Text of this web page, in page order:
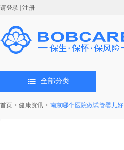
请登录 | 注册
全部分类
首页 > 健康资讯 > 南京哪个医院做试管婴儿好